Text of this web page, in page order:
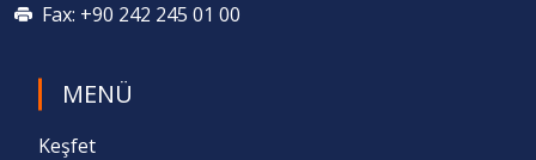
Fax: +90 242 245 01 00
MENÜ
Keşfet